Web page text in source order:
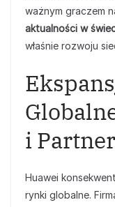
ważnym graczem
aktualności w
właśnie rozwoju
i
Huawei
rynki globalne.